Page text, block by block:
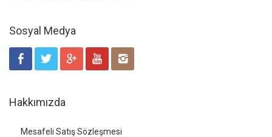
Sosyal Medya
Hakkımızda
Mesafeli Satış Sözleşmesi